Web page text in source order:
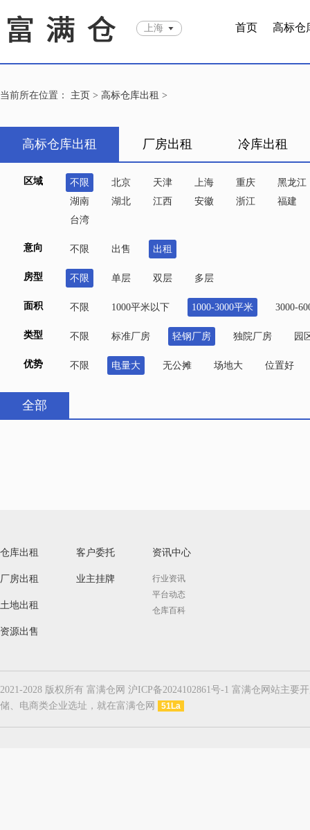
上海 首页 高标仓
当前所在位置： 主页 > 高标仓库出租 >
高标仓库出租 厂房出租 冷库出租
区域 不限 北京 天津 上海 重庆
黑龙江
湖南
湖北 江西 安徽 浙江
福建
台湾
意向 不限 出售 出租
房型 不限 单层 双层 多层
面积 不限 1000平米以下 1000-3000平米 3000-
类型 不限 标准厂房 轻钢厂房 独院厂房 园
优势 不限 电量大 无公摊 场地大 位置好
全部
仓库出租
厂房出租
土地出租
资源出售
客户委托
业主挂牌
资讯中心
行业资讯
平台动态
仓库百科
2021-2028 版权所有 富满仓网 沪ICP备2024102861号-1 富满仓网站主
储、电商类企业选址，就在富满仓网
51La